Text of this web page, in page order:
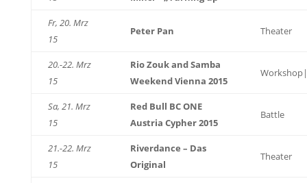
Fr, 20. Mrz
15
Peter Pan Theater
20.-22. Mrz
15
Rio Zouk and Samba
Weekend Vienna 2015
Sa, 21. Mrz
15
Red Bull BC ONE
Austria Cypher 2015
Battle
21.-22. Mrz
15
Riverdance – Das
Original
Theater